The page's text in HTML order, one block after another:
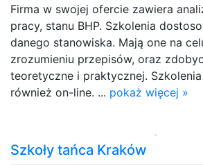
Firma w swojej ofercie zawiera
pracy, stanu BHP. Szkolenia
danego stanowiska. Mają one na
zrozumieniu przepisów, oraz
teoretyczne i praktycznej.
również on-line. ... pokaż więcej »
Szkoły tańca Kraków